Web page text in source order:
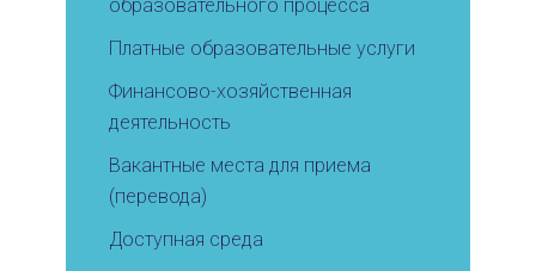
образовательного процесса
Платные образовательные услуги
Финансово-хозяйственная
деятельность
Вакантные места для приема
(перевода)
Доступная среда